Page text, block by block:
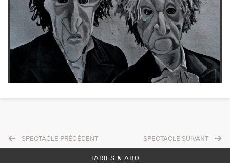
SPECTACLE SUIVANT
SPECTACLE PRÉCÉDENT
TARIFS & ABO